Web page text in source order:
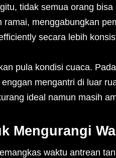
tidak semua orang
menggabungkan
secara lebih
pula kondisi cuaca.
mengantri di luar
ideal namun masih
Mengurangi
waktu antrean